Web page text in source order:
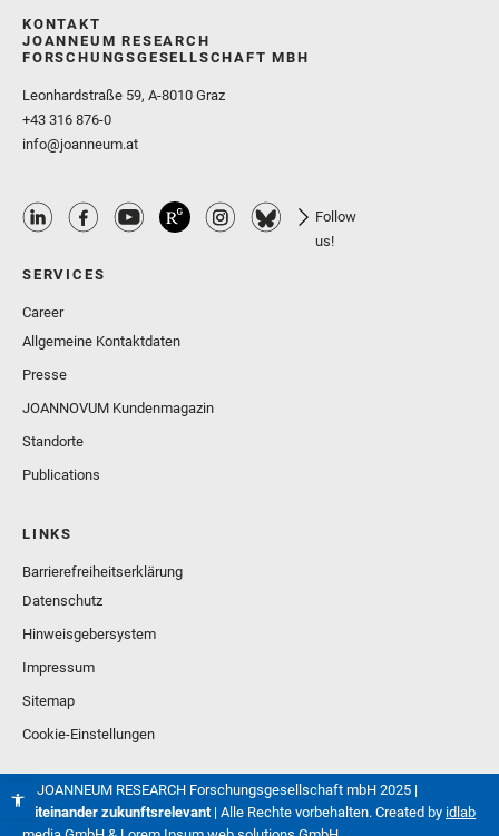
KONTAKT
JOANNEUM RESEARCH
FORSCHUNGSGESELLSCHAFT MBH
Leonhardstraße 59, A-8010 Graz
+43 316 876-0
info@joanneum.at
Follow
us!
SERVICES
Career
Allgemeine Kontaktdaten
Presse
JOANNOVUM Kundenmagazin
Standorte
Publications
LINKS
Barrierefreiheitserklärung
Datenschutz
Hinweisgebersystem
Impressum
Sitemap
Cookie-Einstellungen
© JOANNEUM RESEARCH Forschungsgesellschaft mbH 2025 |
Miteinander zukunftsrelevant| Alle Rechte vorbehalten. Created by idlab